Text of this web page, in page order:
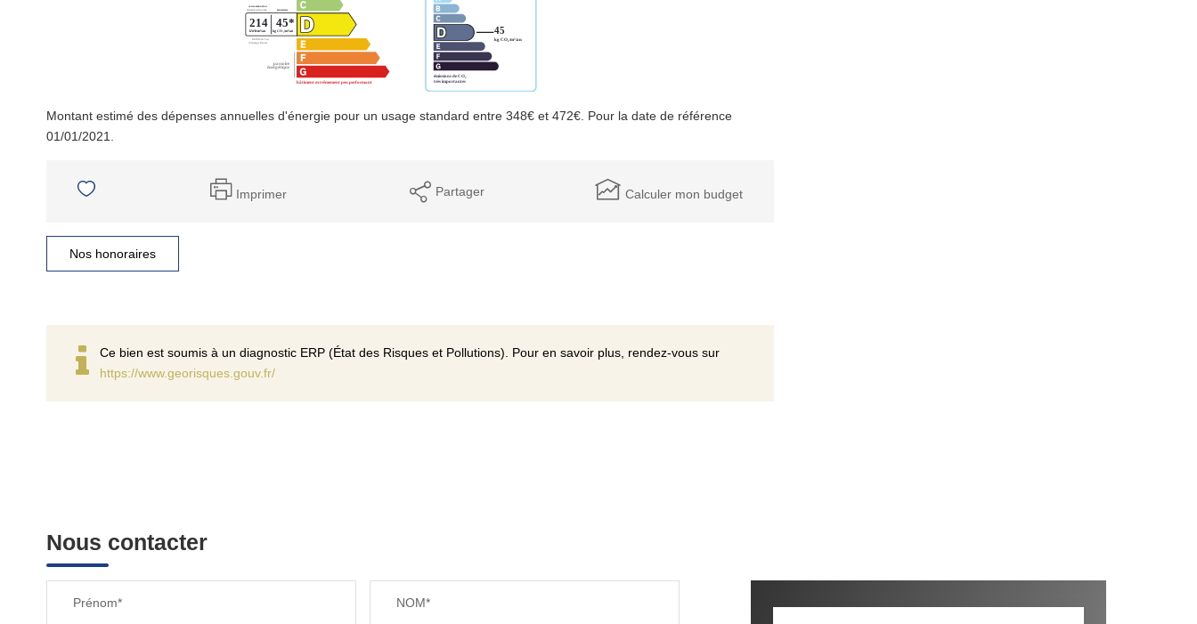
Montant estimé des dépenses annuelles d'énergie pour un usage standard entre 348€ et 472€. Pour la date de référence
01/01/2021.
Imprimer Partager Calculer mon budget
Nos honoraires
Ce bien est soumis à un diagnostic ERP (État des Risques et Pollutions). Pour en savoir plus, rendez-vous sur
https://www.georisques.gouv.fr/
Nous contacter
Prénom* NOM*